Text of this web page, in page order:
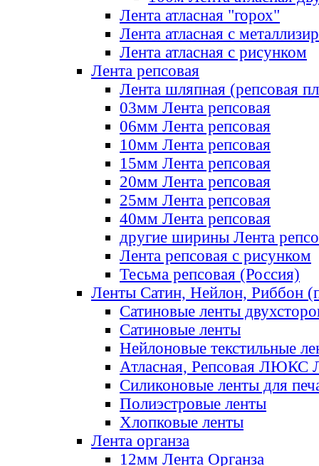
Лента атласная "горох"
Лента атласная с
Лента атласная с рисунком
Лента репсовая
Лента шляпная (репсовая
03мм Лента репсовая
06мм Лента репсовая
10мм Лента репсовая
15мм Лента репсовая
20мм Лента репсовая
25мм Лента репсовая
40мм Лента репсовая
другие ширины Лента
Лента репсовая с рисунком
Тесьма репсовая (Россия)
Ленты Сатин, Нейлон, Риббон
Сатиновые ленты
Сатиновые ленты
Нейлоновые текстильные
Атласная, Репсовая ЛЮКС
Силиконовые ленты для
Полиэстровые ленты
Хлопковые ленты
Лента органза
12мм Лента Органза